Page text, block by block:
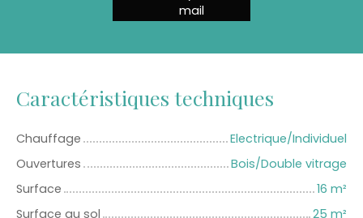
mail
Caractéristiques techniques
Chauffage
Electrique/Individuel
Ouvertures
Bois/Double vitrage
Surface
16 m²
Surface au sol
25 m²